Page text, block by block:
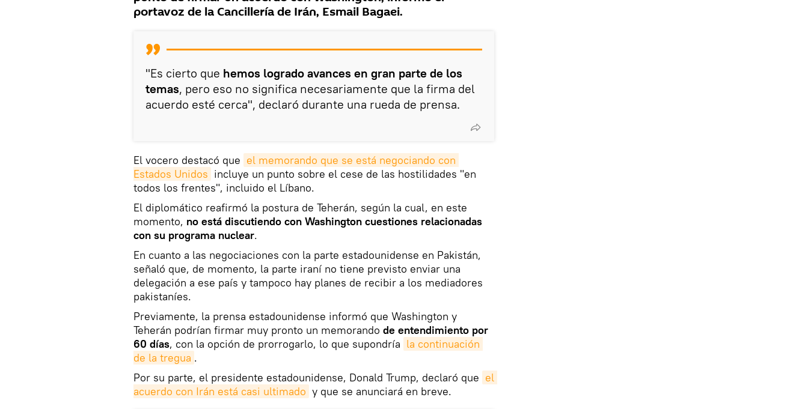
portavoz de la Cancillería de Irán, Esmail Bagaei.
"Es cierto que hemos logrado avances en gran parte de los
temas, pero eso no significa necesariamente que la firma del
acuerdo esté cerca", declaró durante una rueda de prensa.
El vocero destacó que el memorando que se está negociando con
Estados Unidos incluye un punto sobre el cese de las hostilidades "en
todos los frentes", incluido el Líbano.
El diplomático reafirmó la postura de Teherán, según la cual, en este
momento, no está discutiendo con Washington cuestiones relacionadas
con su programa nuclear.
En cuanto a las negociaciones con la parte estadounidense en Pakistán,
señaló que, de momento, la parte iraní no tiene previsto enviar una
delegación a ese país y tampoco hay planes de recibir a los mediadores
pakistaníes.
Previamente, la prensa estadounidense informó que Washington y
Teherán podrían firmar muy pronto un memorando de entendimiento por
60 días, con la opción de prorrogarlo, lo que supondría la continuación
de la tregua .
Por su parte, el presidente estadounidense, Donald Trump, declaró que el
acuerdo con Irán está casi ultimado y que se anunciará en breve.